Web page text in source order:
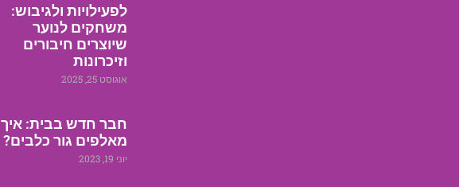
לפעילויות ולגיבוש:
משחקים לנוער
שיוצרים חיבורים
וזיכרונות
אוגוסט 25, 2025
חבר חדש בבית: איך
מאלפים גור כלבים?
יוני 19, 2023